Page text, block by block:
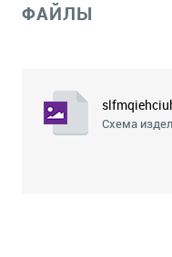
ФАЙЛЫ
Схема